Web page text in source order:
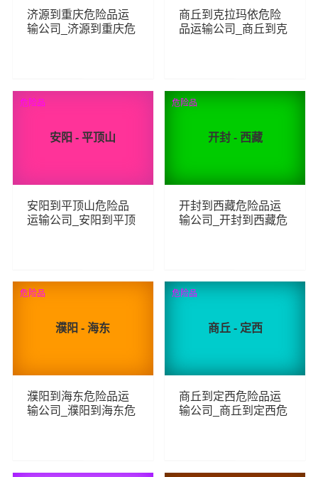
济源到重庆危险品运
输公司_济源到重庆危
70 查看详细
商丘到克拉玛依危险
品运输公司_商丘到克
65 查看详细
安阳 - 平顶山
安阳到平顶山危险品
运输公司_安阳到平顶
62 查看详细
危险品
开封 - 西藏
开封到西藏危险品运
输公司_开封到西藏危
82 查看详细
危险品
濮阳 - 海东
濮阳到海东危险品运
输公司_濮阳到海东危
查看详细
危险品
商丘 - 定西
商丘到定西危险品运
输公司_商丘到定西危
查看详细
危险品